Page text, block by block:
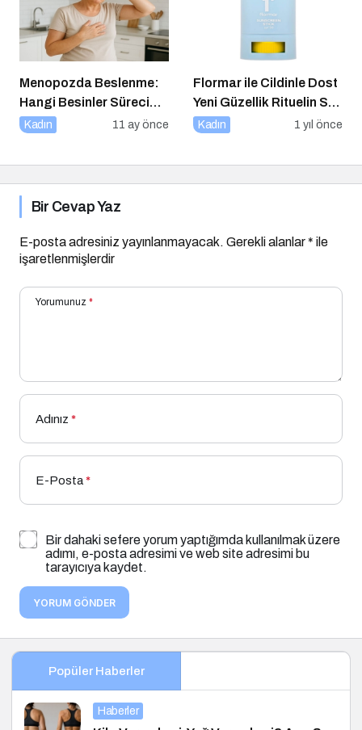
Menopozda Beslenme:
Hangi Besinler Süreci
Kolaylaştırır?
Kadın 11 ay önce
Flormar ile Cildinle Dost
Yeni Güzellik Rituelin Sun
Lovers
Kadın 1 yıl önce
Bir Cevap Yaz
E-posta adresiniz yayınlanmayacak. Gerekli alanlar* ile
işaretlenmişlerdir
Yorumunuz *
Adınız *
E-Posta*
Bir dahaki sefere yorum yaptığımda kullanılmak üzere
adımı, e-posta adresimi ve web site adresimi bu
tarayıcıya kaydet.
YORUM GÖNDER
Popüler Haberler
Haberler